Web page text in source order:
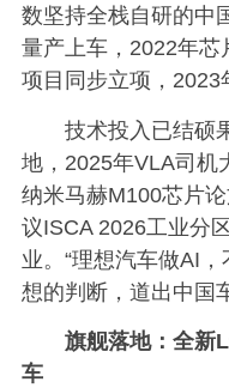
数坚持全栈自研的中
量产上车，2022年
项目同步立项，2023
技术投入已结硕
地，2025年VLA司机
纳米马赫M100芯片
议ISCA 2026工业分
业。“理想汽车做AI
想的判断，道出中国
旗舰落地：全新
车